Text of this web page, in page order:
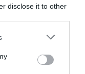
disclose it to other
or more Google
You may click to
party tags to
és cégek
esetben
típus,